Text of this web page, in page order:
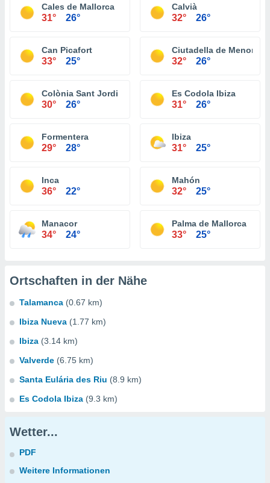
Cales de Mallorca
31° 26°
Calvià
32° 26°
Can Picafort
33° 25°
Ciutadella de Menorca
32° 26°
Colònia Sant Jordi
30° 26°
Es Codola Ibiza
31° 26°
Formentera
29° 28°
Ibiza
31° 25°
Inca
36° 22°
Mahón
32° 25°
Manacor
34° 24°
Palma de Mallorca
33° 25°
Ortschaften in der Nähe
Talamanca (0.67 km)
Ibiza Nueva (1.77 km)
Ibiza (3.14 km)
Valverde (6.75 km)
Santa Eulária des Riu (8.9 km)
Es Codola Ibiza (9.3 km)
Wetter...
PDF
Weitere Informationen